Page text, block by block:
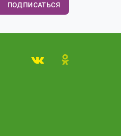
ПОДПИСАТЬСЯ